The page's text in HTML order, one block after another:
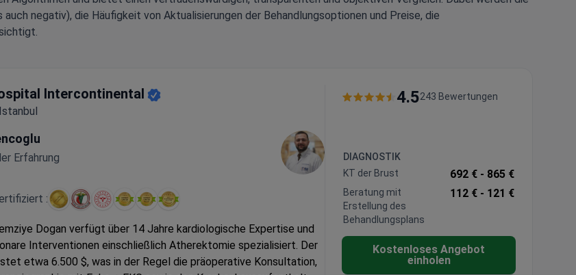
negativ), die Häufigkeit von Aktualisierungen der Behandlungsoptionen und Preise, die
Intercontinental
Erfahrung
:
Dogan verfügt über 14 Jahre kardiologische Expertise und
Interventionen einschließlich Atherektomie spezialisiert. Der
etwa 6.500 $, was in der Regel die präoperative Konsultation,
4.5243 Bewertungen
DIAGNOSTIK
KT der Brust
692 € - 865 €
Beratung mit
Erstellung des
Behandlungsplans
112 € - 121 €
Kostenloses Angebot
einholen